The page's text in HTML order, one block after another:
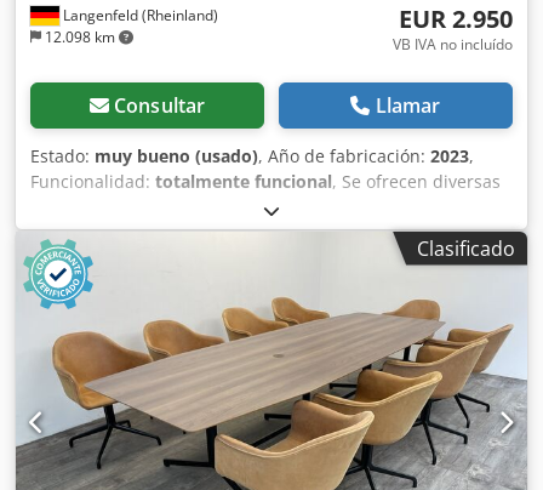
Langenfeld (Rheinland)
12.098 km
EUR 2.950
VB IVA no incluído
Consultar Llamar
Estado: muy bueno (usado), Año de fabricación: 2023,
Funcionalidad: totalmente funcional, Se ofrecen diversas
cabinas de conferencia/cabinas de reuniones/cabinas
telefónicas de alta calidad en buen estado. El precio
indicado en el anuncio se refiere a una cabina telefónica
Amsterdam XS, precio neto en fábrica. Con gusto le
elaboraremos una oferta personalizada. Si adquiere varias
unidades, le ofreceremos condiciones especiales. Todas
las cabinas tienen dos lados cerrados y los lados restantes
están hechos de vidrio. Cada cabina está equipada con
iluminación LED regulable, ventilación ajustable y tomas
de corriente de 230 V y USB-C. Disponibles: 4x Amsterdam
XS: 128x128x240 cm (disponible factura original, precio de
Clasificado